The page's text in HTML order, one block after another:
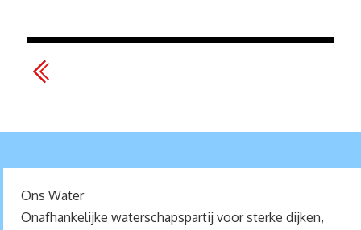
Ons Water
Onafhankelijke waterschapspartij voor sterke dijken,